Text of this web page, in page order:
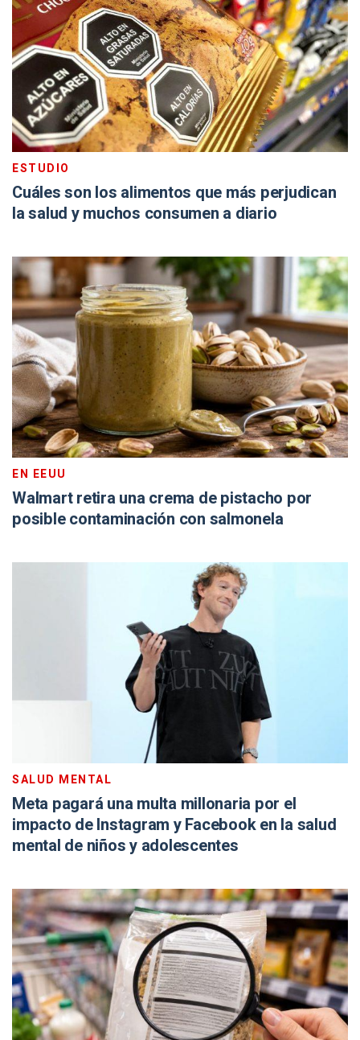
ESTUDIO
Cuáles son los alimentos que más perjudican
la salud y muchos consumen a diario
EN EEUU
Walmart retira una crema de pistacho por
posible contaminación con salmonela
SALUD MENTAL
Meta pagará una multa millonaria por el
impacto de Instagram y Facebook en la salud
mental de niños y adolescentes